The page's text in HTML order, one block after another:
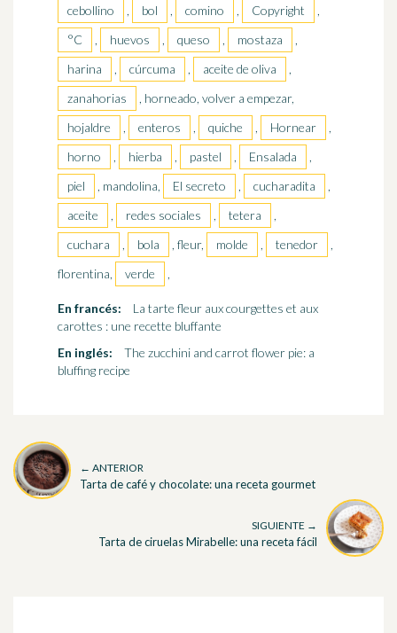
cebollino
, bol , comino , Copyright
,
°C
, huevos , queso , mostaza
,
harina
, cúrcuma , aceite de oliva
,
zanahorias
, horneado, volver a empezar,
hojaldre
, enteros , quiche , Hornear
,
horno
, hierba , pastel , Ensalada
,
piel
, mandolina, El secreto , cucharadita
,
aceite
, redes sociales , tetera
,
cuchara
, bola , fleur, molde , tenedor
,
florentina,
verde ,
En francés:
La tarte fleur aux courgettes et aux
carottes : une recette bluffante
En inglés:
The zucchini and carrot flower pie: a
bluffing recipe
← ANTERIOR
Tarta de café y chocolate: una receta gourmet
SIGUIENTE →
Tarta de ciruelas Mirabelle: una receta fácil